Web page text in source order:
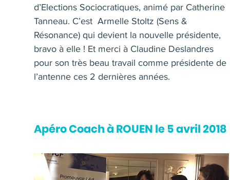
d’Elections Sociocratiques, animé par Catherine
Tanneau. C’est Armelle Stoltz (Sens &
Résonance) qui devient la nouvelle présidente,
bravo à elle ! Et merci à Claudine Deslandres
pour son très beau travail comme présidente de
l’antenne ces 2 dernières années.
Apéro Coach à ROUEN le 5 avril 2018